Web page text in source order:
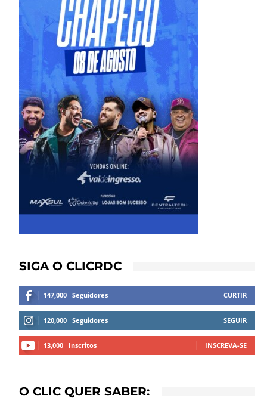
SIGA O CLICRDC
147,000 Seguidores CURTIR
120,000 Seguidores SEGUIR
13,000 Inscritos INSCREVA-SE
O CLIC QUER SABER: